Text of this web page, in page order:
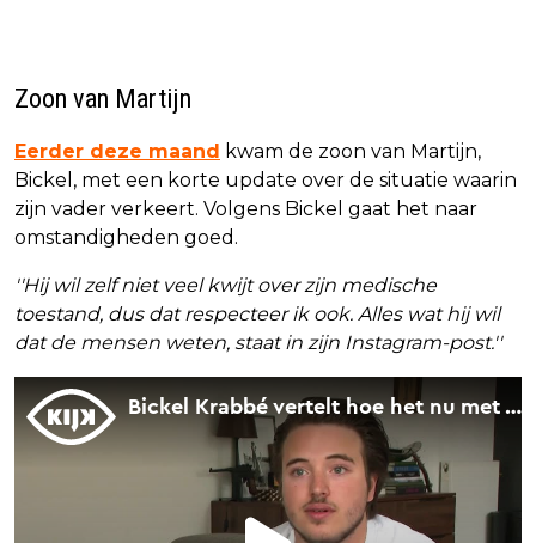
Zoon van Martijn
Eerder deze maand kwam de zoon van Martijn,
Bickel, met een korte update over de situatie waarin
zijn vader verkeert. Volgens Bickel gaat het naar
omstandigheden goed.
''Hij wil zelf niet veel kwijt over zijn medische
toestand, dus dat respecteer ik ook. Alles wat hij wil
dat de mensen weten, staat in zijn Instagram-post.''